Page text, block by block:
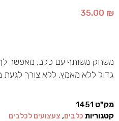
35.00 ₪
משחק משותף עם כלב, מאפשר
גדול ללא מאמץ, ללא צורך לגעת
מק"ט 1451
קטגוריות כלבים, צעצועים לכלבים